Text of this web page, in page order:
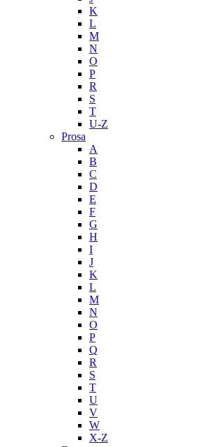
K
L
M
N
O
P
R
S
T
U-Z
Prosa
A
B
C
D
E
F
G
H
I
J
K
L
M
N
O
P
Q
R
S
T
U
V
W
X-Z